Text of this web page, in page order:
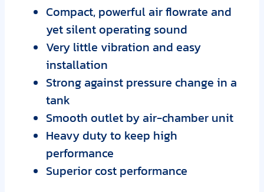
Compact, powerful air flowrate and
yet silent operating sound
Very little vibration and easy
installation
Strong against pressure change in a
tank
Smooth outlet by air-chamber unit
Heavy duty to keep high
performance
Superior cost performance